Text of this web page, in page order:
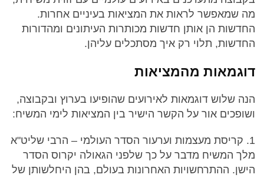
מה שמאפשר לראות את המציאות בעיניים אחרות.
החדשות הן אותן חדשות מכותרות העיתונים ומהדורות
החדשות, תלוי רק איך מסתכלים עליהן.
דוגמאות מהמציאות
הנה שלוש דוגמאות לאירועים שהופיעו בערוץ ובקבוצה,
ושופכים אור על הקשר הישיר בין המציאות לימי המשיח:
1. קריסת מעצמות וערעור הסדר העולמי – הרבי שליט"א
מלך המשיח מדבר על כך שלפני הגאולה יקרוס הסדר
הישן. ההתרחשויות האחרונות בעולם, בהן היחלשותן של